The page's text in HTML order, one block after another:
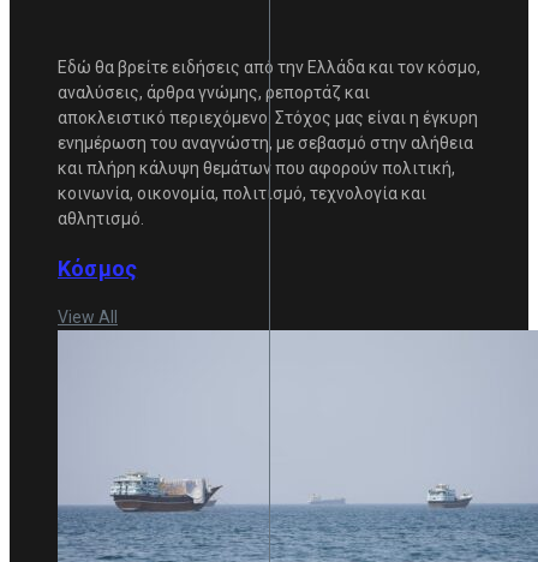
Εδώ θα βρείτε ειδήσεις από την Ελλάδα και τον κόσμο,
αναλύσεις, άρθρα γνώμης, ρεπορτάζ και
αποκλειστικό περιεχόμενο. Στόχος μας είναι η έγκυρη
ενημέρωση του αναγνώστη, με σεβασμό στην αλήθεια
και πλήρη κάλυψη θεμάτων που αφορούν πολιτική,
κοινωνία, οικονομία, πολιτισμό, τεχνολογία και
αθλητισμό.
Κόσμος
View All